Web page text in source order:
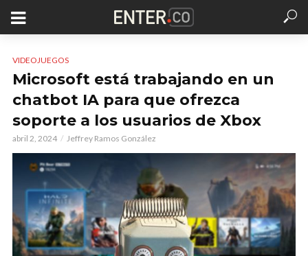
VIDEOJUEGOS
Microsoft está trabajando en un
chatbot IA para que ofrezca
soporte a los usuarios de Xbox
abril 2, 2024 Jeffrey Ramos González